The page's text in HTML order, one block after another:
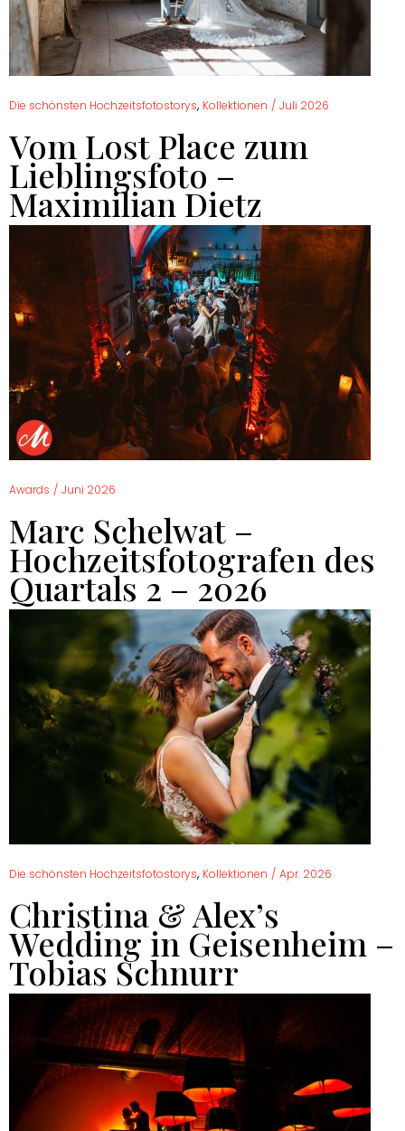
Die schönsten Hochzeitsfotostorys, Kollektionen / Juli 2026
Vom Lost Place zum
Lieblingsfoto –
Maximilian Dietz
Awards / Juni 2026
Marc Schelwat –
Hochzeitsfotografen des
Quartals 2 – 2026
Die schönsten Hochzeitsfotostorys, Kollektionen / Apr. 2026
Christina & Alex’s
Wedding in Geisenheim –
Tobias Schnurr